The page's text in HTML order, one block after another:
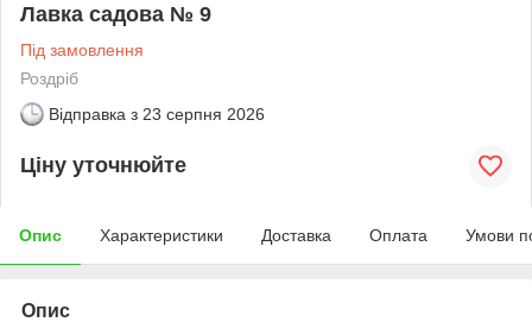
Лавка садова № 9
Під замовлення
Роздріб
Відправка з 23 серпня 2026
Ціну уточнюйте
Опис Характеристики Доставка Оплата Умови
Опис